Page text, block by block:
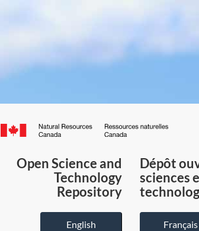
Canada.ca
du
Open Science and
Technology
Repository
English
Dépôt
sciences
Français